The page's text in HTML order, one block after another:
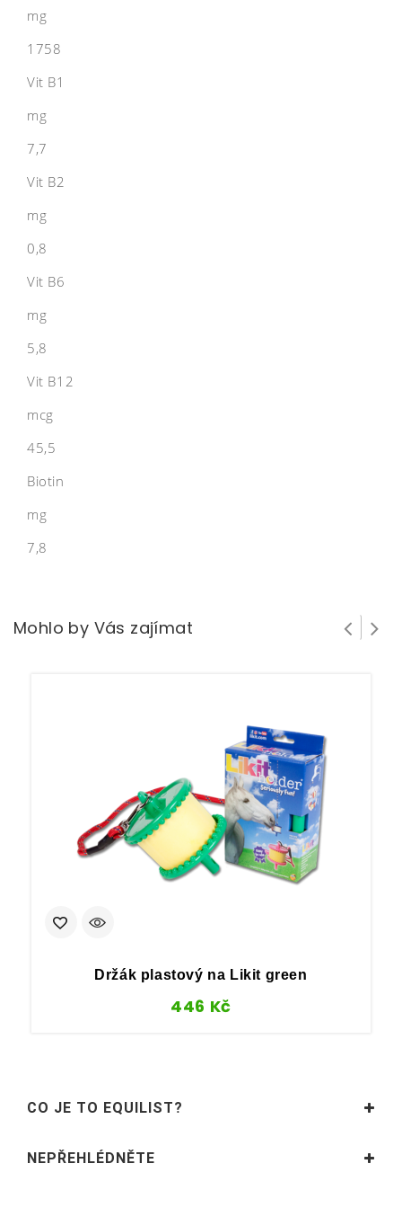
mg
1758
Vit B1
mg
7,7
Vit B2
mg
0,8
Vit B6
mg
5,8
Vit B12
mcg
45,5
Biotin
mg
7,8
Mohlo by Vás zajímat
Držák plastový na Likit green
446 Kč
CO JE TO EQUILIST?
NEPŘEHLÉDNĚTE